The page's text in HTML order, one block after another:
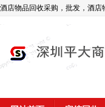
酒店物品回收采购，批发，酒店